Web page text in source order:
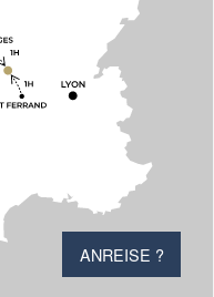
ANREISE ?